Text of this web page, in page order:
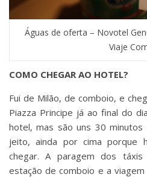
Águas de oferta – Novotel
Viaje
COMO CHEGAR AO HOTEL?
Fui de Milão, de comboio, e
Piazza Principe já ao final do
hotel, mas são uns 30
jeito, ainda por cima porque
chegar. A paragem dos
estação de comboio e a